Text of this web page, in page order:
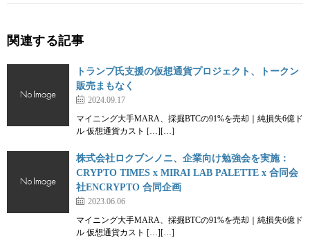
関連する記事
トランプ氏支援の仮想通貨プロジェクト、トークン
販売まもなく
2024.09.17
マイニング大手MARA、採掘BTCの91%を売却｜純損失6億ド
ル 仮想通貨カスト […][…]
株式会社ロクブンノニ、企業向け勉強会を実施：
CRYPTO TIMES x MIRAI LAB PALETTE x 合同会
社ENCRYPTO 合同企画
2023.06.06
マイニング大手MARA、採掘BTCの91%を売却｜純損失6億ド
ル 仮想通貨カスト […][…]